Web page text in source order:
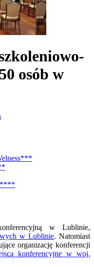
osób w
w Lublinie,
w Lublinie. Natomiast
organizację konferencji
konferencyjne w woj.